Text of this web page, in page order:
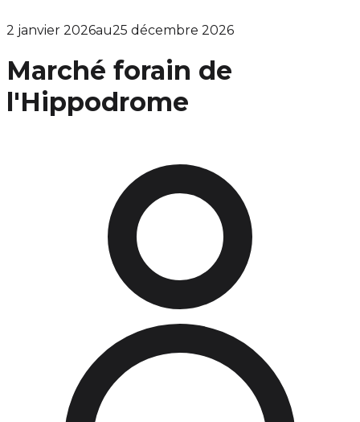
2 janvier 2026au25 décembre 2026
Marché forain de
l'Hippodrome